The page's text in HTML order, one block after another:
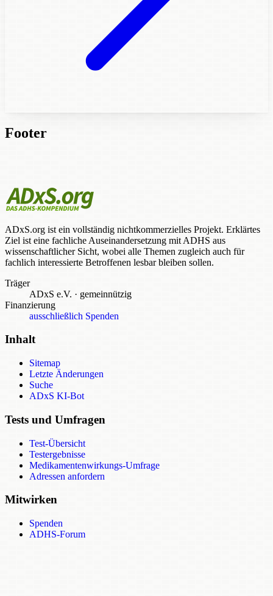
Footer
ADxS.org ist ein vollständig nichtkommerzielles Projekt. Erklärtes
Ziel ist eine fachliche Auseinandersetzung mit ADHS aus
wissenschaftlicher Sicht, wobei alle Themen zugleich auch für
fachlich interessierte Betroffenen lesbar bleiben sollen.
Träger
ADxS e.V. · gemeinnützig
Finanzierung
ausschließlich Spenden
Inhalt
Sitemap
Letzte Änderungen
Suche
ADxS KI-Bot
Tests und Umfragen
Test-Übersicht
Testergebnisse
Medikamentenwirkungs-Umfrage
Adressen anfordern
Mitwirken
Spenden
ADHS-Forum